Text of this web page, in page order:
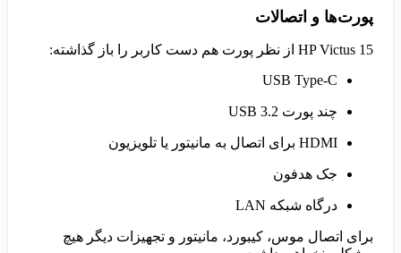
پورت‌ها و اتصالات
HP Victus 15 از نظر پورت هم دست کاربر را باز گذاشته:
USB Type-C
چند پورت USB 3.2
HDMI برای اتصال به مانیتور یا تلویزیون
جک هدفون
درگاه شبکه LAN
برای اتصال موس، کیبورد، مانیتور و تجهیزات دیگر هیچ